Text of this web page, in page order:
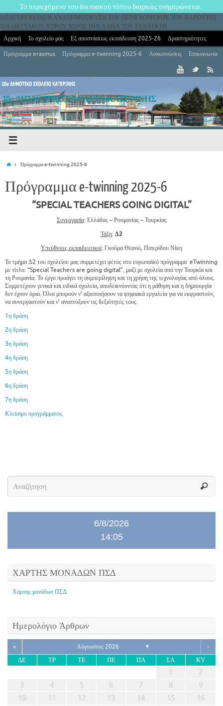
Το περιεχόμενο του δικτυακού τόπου διαρκώς ενημερώνεται.
ΑΠΑΓΟΡΕΥΕΤΑΙ Η ΑΝΑΔΗΜΟΣΙΕΥΣΗ ΤΟΥ ΠΕΡΙΕΧΟΜΕΝΟΥ ΤΟΥ ΠΑΡΟΝΤΟΣ
ΔΙΑΔΙΚΤΥΑΚΟΥ ΧΩΡΟΥ ΧΩΡΙΣ ΤΗΝ ΑΔΕΙΑ ΤΟΥ ΣΥΝΤΑΚΤΗ.
Αρχική
Το σχολείο μας Εξ αποστάσεως εκπαίδευση 2025-26
Δραστηριότητες
Πρόγραμμα erasmus
Πρόγραμμα e-twinning 2025-6 Ανακοινώσεις Επικοινωνία
10ο ΔΗΜΟΤΙΚΟ ΣΧΟΛΕΙΟ ΚΑΤΕΡΙΝΗΣ
10ο Δημοτικό Σχολείο Κατερίνης
Πρόγραμμα e-twinning 2025-6
Πρόγραμμα e-twinning 2025-6
“SPECIAL TEACHERS GOING DIGITAL”
Συνεργασία: Ελλάδας – Ρουμανίας – Τουρκίας
Τάξη: Δ2
Υπεύθυνες εκπαιδευτικοί: Γκούμα Θεανώ, Πιπερίδου Νίκη
Το τμήμα Δ2 του σχολείου μας συμμετέχει φέτος στο ευρωπαϊκό πρόγραμμα eTwinning
με τίτλο: “Special Teachers are going digital”, μαζί με σχολεία από την Τουρκία και
τη Ρουμανία. Το έργο προάγει τη συμπερίληψη και τη χρήση της τεχνολογίας από όλους.
Συμμετέχουν γενικά και ειδικά σχολεία, αποδεικνύοντας ότι η μάθηση και η δημιουργία
δεν έχουν όρια. Όλοι μπορούν ν’ αξιοποιήσουν τα ψηφιακά εργαλεία για να εκφραστούν,
να συνεργαστούν και ν’ αναπτύξουν τις δεξιότητές τους.
1η δράση
2η δράση
3η δράση
4η δράση
5η δράση
6η δράση
7η δράση
Κλείσιμο προγράμματος
6/8/2026
14:05
ΧΑΡΤΗΣ ΜΟΝΑΔΩΝ ΠΣΔ
Χάρτης μονάδων ΠΣΔ
Ημερολόγιο Άρθρων
< Αύγουστος 2026 ▼
>
ΔΕ
ΤΡ ΤΕ ΠΕ ΠΑ ΣΑ ΚΥ
1
2
3
4 5 6 7 8
9
10
11 12 13 14 15
16